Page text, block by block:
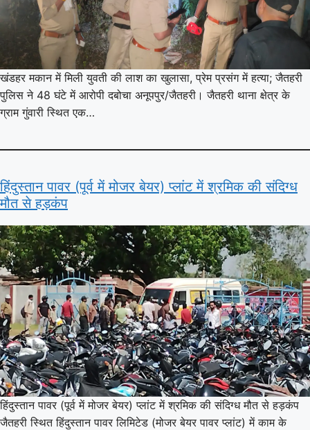
खंडहर मकान में मिली युवती की लाश का खुलासा, प्रेम प्रसंग में हत्या; जैतहरी
पुलिस ने 48 घंटे में आरोपी दबोचा अनूपपुर/जैतहरी। जैतहरी थाना क्षेत्र के
ग्राम गुंवारी स्थित एक…
हिंदुस्तान पावर (पूर्व में मोजर बेयर) प्लांट में श्रमिक की संदिग्ध
मौत से हड़कंप
हिंदुस्तान पावर (पूर्व में मोजर बेयर) प्लांट में श्रमिक की संदिग्ध मौत से हड़कंप
जैतहरी स्थित हिंदुस्तान पावर लिमिटेड (मोजर बेयर पावर प्लांट) में काम के